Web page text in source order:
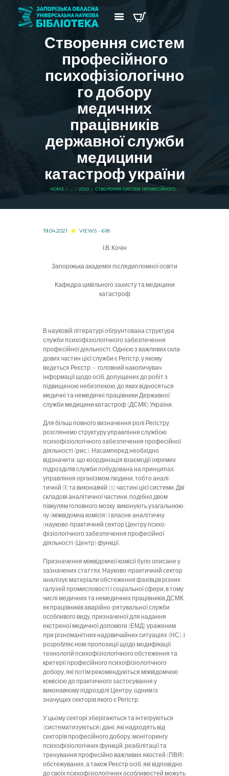
Створення систем
професійного
психофізіологічно
го добору
медичних
працівників
державної служби
медицини
катастроф україни
HOME ... 2010 СТВОРЕННЯ СИСТЕМ ПРОФЕСІЙНОГО...
19.04.2021 VIEWS - 618
І.В. Кочін
Запоріжька академія післядипломної освіти
Кафедра цивільного захисту та медицини
катастроф
В науковій літературі обгрунтована структура
служби психофізіологічного забезпечення
профе­сійної діяльності. Однією з важливих скла­
дових частин цієї служби є Регістр, у якому
ведеться Реєстр — головний накопичувач
інформації щодо осіб, допущених до робіт з
підвищеною небезпекою, до яких відносяться
медичні та немедичні працівники Державної
служби медицини катастроф (ДСМК) України.
Для більш повного визна­чення ролі Регістру
розгляне­мо структуру управління служ­бою
психофізіологічного за­безпечення професійної
діяль­ності (рис.). Насампе­ред необхідно
відзначити, що координація взаємодії окремих
підрозділів служби побудована на принципах
управління ор­ганізмом людини, тобто аналі­
тичній (І) та виконавчій (II) час­тині цієї системи. Дві
складо­ві аналітичної частини, подіб­но двом
півкулям головного мозку, виконують узагальнюю­
чу (міжвідомча комісія) і влас­не аналітичну
(науково-прак­тичний сектор Центру психо­
фізіологічного забезпечення професійної
діяльності (Центр) функції.
Призначення міжвідомчої комісії було описане у
зазначе­них статтях. Науково-практич­ний сектор
аналізує матеріали обстеження фахівців різних
галузей промисловості і соціальної сфери, в тому
числі медичних та немедичних працівників ДСМК,
як працівників аварійно-рятувальної служби
особливого виду, призначеної для надання
екстреної медичної допомоги (ЕМД) ураженим
при різноманітних надзвичайних ситуаціях (НС), і
розробляє нові пропозиції щодо модифіка­ції
технологій психофізіологічного обсте­ження та
критерії професійного психофізіо­логічного
добору, які потім рекоменду­ються міжвідомчою
комісією до практич­ного застосування у
виконавчому підроз­ділі Центру, одним із
значущих секторів якого є Регістр.
У цьому секторі зберігаються та інтег­руються
(систематизуються) дані, які над­ходять від
секторів професійного добору, моніторингу
психофізіологічних функцій, реабілітації та
тренування професійно важливих якостей (ПВЯ)
обстежуваних, а також Реєстр осіб, які відповідно
до своїх психофізіологічних особливостей можуть